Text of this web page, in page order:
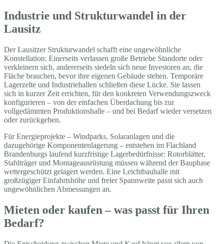
Industrie und Strukturwandel in der
Lausitz
Der Lausitzer Strukturwandel schafft eine ungewöhnliche
Konstellation: Einerseits verlassen große Betriebe Standorte oder
verkleinern sich, andererseits siedeln sich neue Investoren an, die
Fläche brauchen, bevor ihre eigenen Gebäude stehen. Temporäre
Lagerzelte und Industriehallen schließen diese Lücke. Sie lassen
sich in kurzer Zeit errichten, für den konkreten Verwendungszweck
konfigurieren – von der einfachen Überdachung bis zur
vollgedämmten Produktionshalle – und bei Bedarf wieder versetzen
oder zurückgeben.
Für Energieprojekte – Windparks, Solaranlagen und die
dazugehörige Komponentenlagerung – entstehen im Flachland
Brandenburgs laufend kurzfristige Lagerbedürfnisse: Rotorblätter,
Stahlträger und Montageausrüstung müssen während der Bauphase
wettergeschützt gelagert werden. Eine Leichtbauhalle mit
großzügiger Einfahrtshöhe und freier Spannweite passt sich auch
ungewöhnlichen Abmessungen an.
Mieten oder kaufen – was passt für Ihren
Bedarf?